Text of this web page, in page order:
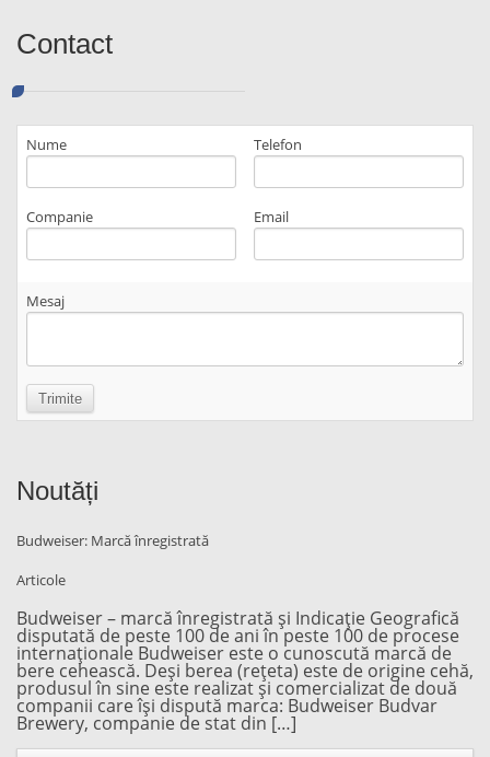
Contact
Nume
Companie
Telefon
Email
Mesaj
Noutăți
Budweiser: Marcă înregistrată
Articole
Budweiser – marcă înregistrată și Indicație Geografică
disputată de peste 100 de ani în peste 100 de procese
internaționale Budweiser este o cunoscută marcă de
bere cehească. Deși berea (rețeta) este de origine cehă,
produsul în sine este realizat și comercializat de două
companii care își dispută marca: Budweiser Budvar
Brewery, companie de stat din […]